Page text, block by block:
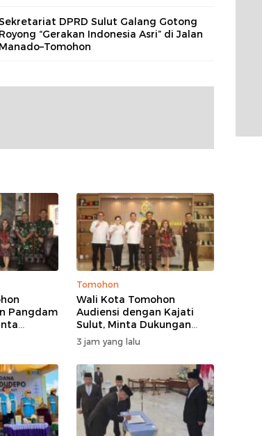
DPRD Sulut Galang Gotong
Royong “Gerakan Indonesia Asri” di Jalan
Manado–Tomohon
Pangdam
Tomohon
Wali Kota Tomohon
Audiensi dengan Kajati
Sulut, Minta Dukungan
Hukum untuk TIFF 2026
3 jam yang lalu